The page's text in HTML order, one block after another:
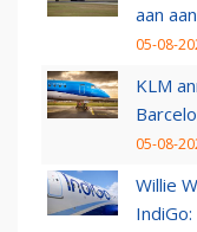
aan
05-08-
KLM
05-08-
Willie